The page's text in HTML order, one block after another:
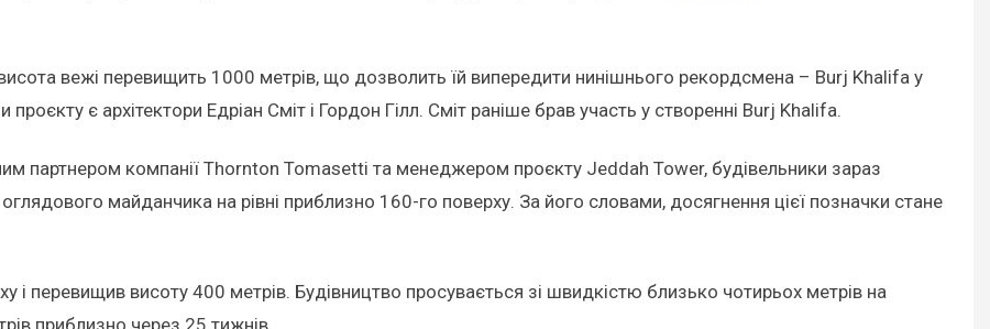
вежі перевищить 1000 метрів, що дозволить їй випередити нинішнього рекордсмена – Burj Khalifa у
є архітектори Едріан Сміт і Гордон Гілл. Сміт раніше брав участь у створенні Burj Khalifa.
партнером компанії Thornton Tomasetti та менеджером проєкту Jeddah Tower, будівельники зараз
майданчика на рівні приблизно 160-го поверху. За його словами, досягнення цієї позначки стане
перевищив висоту 400 метрів. Будівництво просувається зі швидкістю близько чотирьох метрів на
приблизно через 25 тижнів.